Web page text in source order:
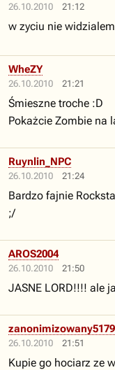
26.10.2010 21:12
w zyciu nie
26.10.2010 21:21
WheZY
Śmieszne troche :D
Pokażcie Zombie na
26.10.2010 21:24
Ruynlin_NPC
Bardzo fajnie
;/
26.10.2010 21:50
AROS2004
JASNE LORD!!!! ale
26.10.2010 21:51
Kupie go hociarz ze